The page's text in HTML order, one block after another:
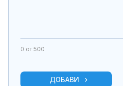
0 от 500
ДОБАВИ